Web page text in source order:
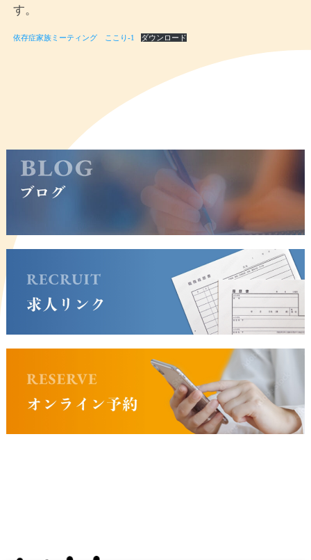
す。
依存症家族ミーティング ここり-1 ダウンロード